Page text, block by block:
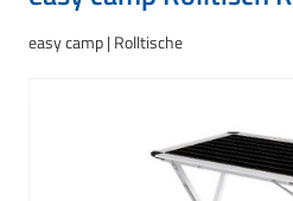
easy camp Rolltische